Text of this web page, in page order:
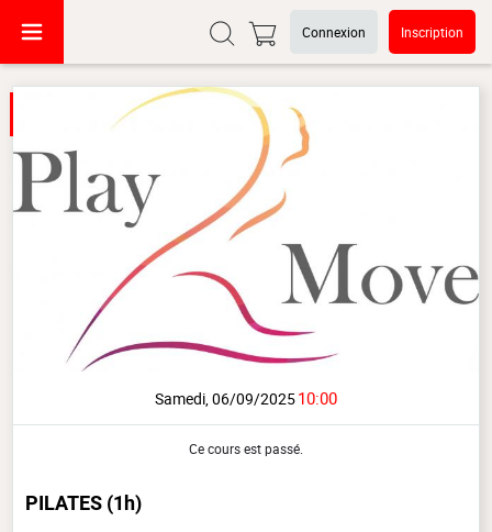
Connexion Inscription
Samedi, 06/09/202510:00
Ce cours est passé.
PILATES(1h)